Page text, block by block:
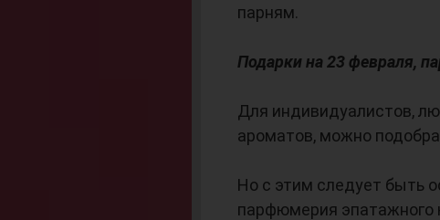
парням.
Подарки на 23 февраля,
Для индивидуалистов,
ароматов, можно
Но с этим следует быть
парфюмерия эпатажного